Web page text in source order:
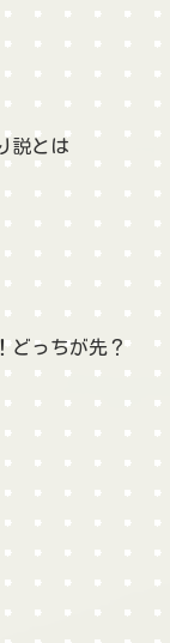
説とは
どっちが先？